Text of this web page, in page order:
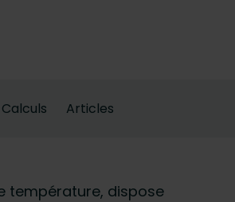
Calculs Articles
température, dispose